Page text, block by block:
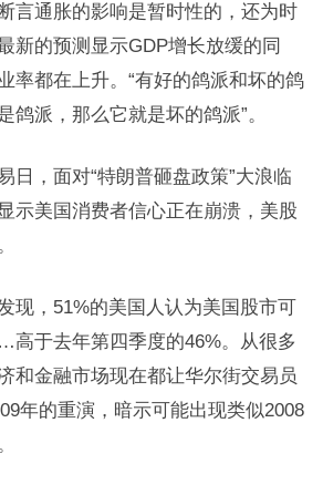
言通胀的影响是暂时性的，还为时
新的预测显示GDP增长放缓的同
率都在上升。“有好的鸽派和坏的鸽
鸽派，那么它就是坏的鸽派”。
日，面对“特朗普砸盘政策”大浪临
示美国消费者信心正在崩溃，美股
现，51%的美国人认为美国股市可
于去年第四季度的46%。从很多
和金融市场现在都让华尔街交易员
年的重演，暗示可能出现类似2008